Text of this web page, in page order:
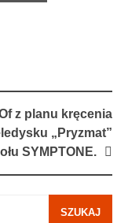
z planu kręcenia
„Pryzmat”
SYMPTONE.